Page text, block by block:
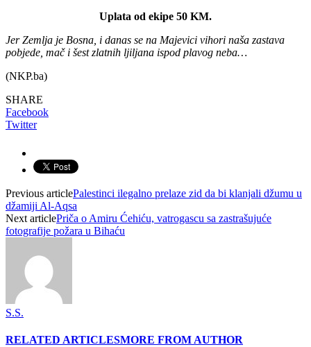
Uplata od ekipe 50 KM.
Jer Zemlja je Bosna, i danas se na Majevici vihori naša zastava
pobjede, mač i šest zlatnih ljiljana ispod plavog neba…
(NKP.ba)
SHARE
Facebook
Twitter
Previous articlePalestinci ilegalno prelaze zid da bi klanjali džumu u
džamiji Al-Aqsa
Next articlePriča o Amiru Ćehiću, vatrogascu sa zastrašujuće
fotografije požara u Bihaću
S.S.
RELATED ARTICLESMORE FROM AUTHOR